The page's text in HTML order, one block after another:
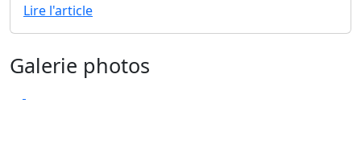
Lire l'article
Galerie photos